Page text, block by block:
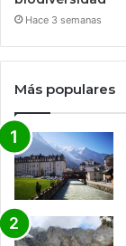
Hace 3 semanas
Más populares